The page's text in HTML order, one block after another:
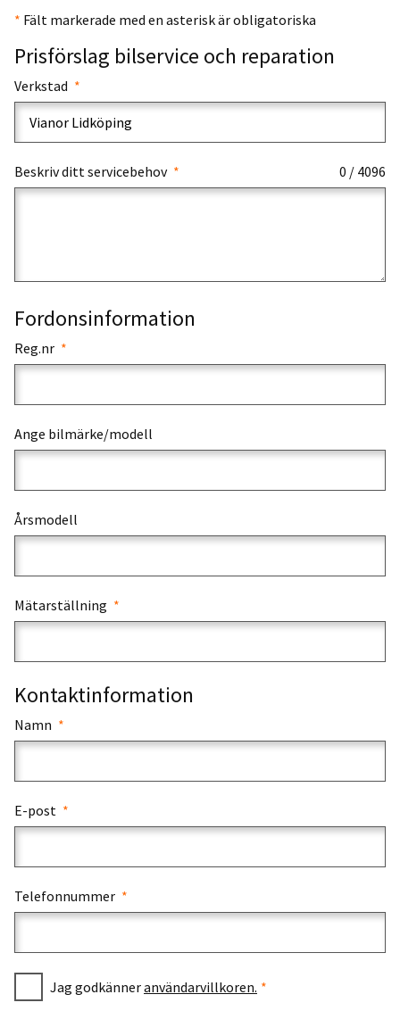
* Fält markerade med en asterisk är obligatoriska
Prisförslag bilservice och reparation
Verkstad
Beskriv ditt servicebehov 0 / 4096
Fordonsinformation
Reg.nr
Ange bilmärke/modell
Årsmodell
Mätarställning
Kontaktinformation
Namn
E-post
Telefonnummer
Jag godkänneranvändarvillkoren.